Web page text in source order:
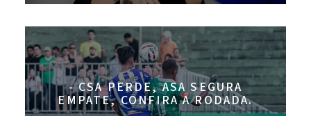
- CSA PERDE, ASA SEGURA
EMPATE, CONFIRA A RODADA.